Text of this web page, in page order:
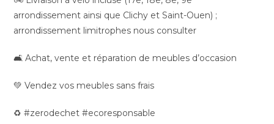
arrondissement ainsi que Clichy et Saint-Ouen) ;
arrondissement limitrophes nous consulter
🛋️ Achat, vente et réparation de meubles d’occasion
💚 Vendez vos meubles sans frais
♻️ #zerodechet #ecoresponsable